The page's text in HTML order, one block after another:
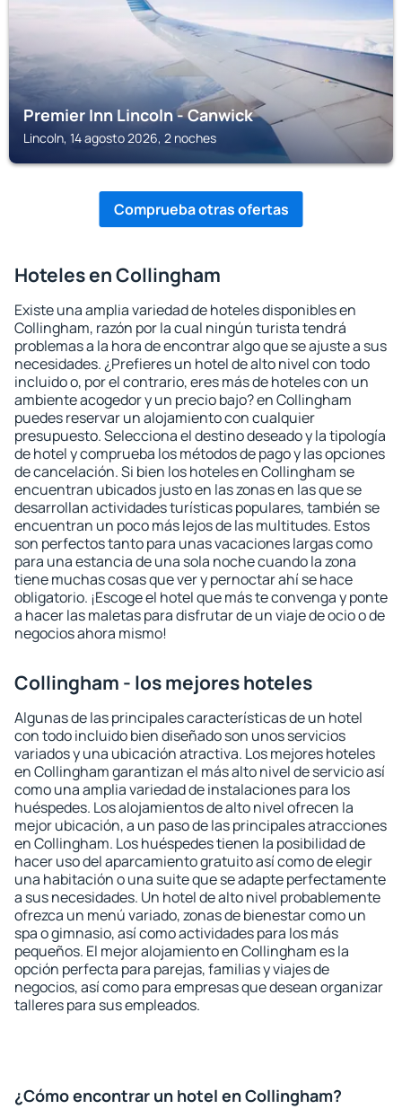
Premier Inn Lincoln - Canwick
Lincoln, 14 agosto 2026, 2 noches
Comprueba otras ofertas
Hoteles en Collingham
Existe una amplia variedad de hoteles disponibles en
Collingham, razón por la cual ningún turista tendrá
problemas a la hora de encontrar algo que se ajuste a sus
necesidades. ¿Prefieres un hotel de alto nivel con todo
incluido o, por el contrario, eres más de hoteles con un
ambiente acogedor y un precio bajo? en Collingham
puedes reservar un alojamiento con cualquier
presupuesto. Selecciona el destino deseado y la tipología
de hotel y comprueba los métodos de pago y las opciones
de cancelación. Si bien los hoteles en Collingham se
encuentran ubicados justo en las zonas en las que se
desarrollan actividades turísticas populares, también se
encuentran un poco más lejos de las multitudes. Estos
son perfectos tanto para unas vacaciones largas como
para una estancia de una sola noche cuando la zona
tiene muchas cosas que ver y pernoctar ahí se hace
obligatorio. ¡Escoge el hotel que más te convenga y ponte
a hacer las maletas para disfrutar de un viaje de ocio o de
negocios ahora mismo!
Collingham - los mejores hoteles
Algunas de las principales características de un hotel
con todo incluido bien diseñado son unos servicios
variados y una ubicación atractiva. Los mejores hoteles
en Collingham garantizan el más alto nivel de servicio así
como una amplia variedad de instalaciones para los
huéspedes. Los alojamientos de alto nivel ofrecen la
mejor ubicación, a un paso de las principales atracciones
en Collingham. Los huéspedes tienen la posibilidad de
hacer uso del aparcamiento gratuito así como de elegir
una habitación o una suite que se adapte perfectamente
a sus necesidades. Un hotel de alto nivel probablemente
ofrezca un menú variado, zonas de bienestar como un
spa o gimnasio, así como actividades para los más
pequeños. El mejor alojamiento en Collingham es la
opción perfecta para parejas, familias y viajes de
negocios, así como para empresas que desean organizar
talleres para sus empleados.
¿Cómo encontrar un hotel en Collingham?